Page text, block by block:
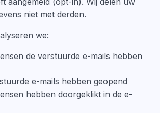
niet met derden.
we:
de verstuurde e-mails hebben
e-mails hebben geopend
hebben doorgeklikt in de e-